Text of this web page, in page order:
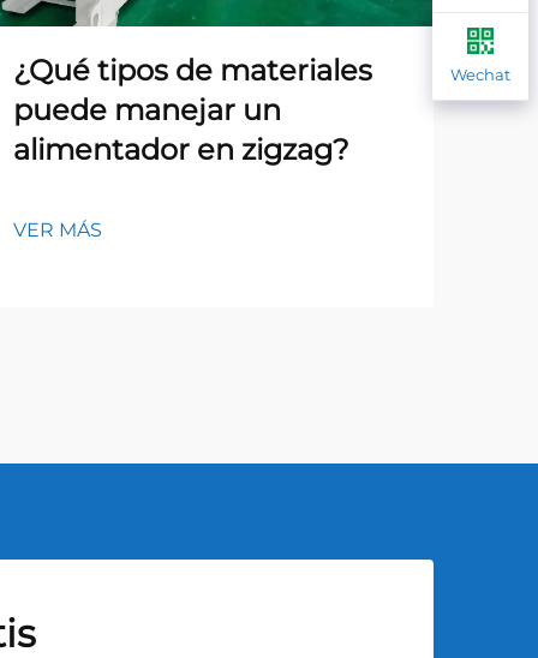
¿Qué tipos de materiales
puede manejar un
alimentador en zigzag?
VER MÁS
Wechat